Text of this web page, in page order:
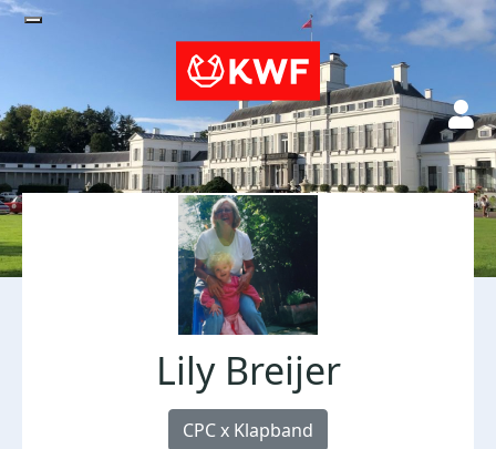
Lily Breijer
CPC x Klapband